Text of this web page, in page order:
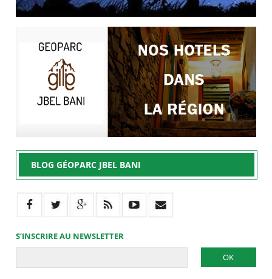
BLOG GÉOPARC JBEL BANI
S’INSCRIRE AU NEWSLETTER